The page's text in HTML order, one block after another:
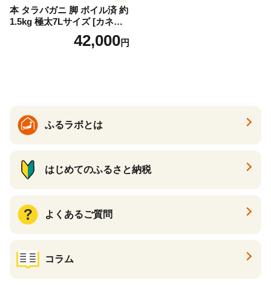
本 タラバガニ 脚 ボイル済 約
1.5kg 極太7Lサイズ [カネダ
イ 宮城県 気仙沼市 2056432
6] カニ かに 蟹 たらばがに た
42,000円
ふるラボとは
はじめてのふるさと納税
よくあるご質問
コラム